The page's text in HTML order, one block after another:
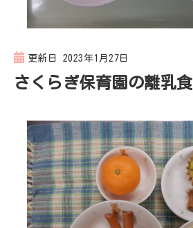
更新日 2023年1月27日
さくらぎ保育園の離乳食